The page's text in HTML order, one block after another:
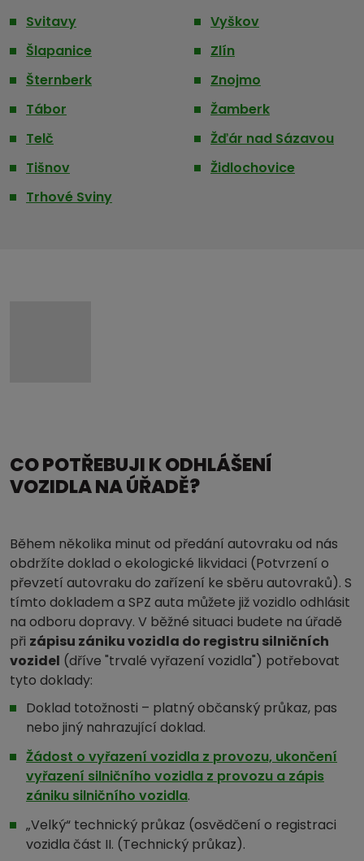
Svitavy
Šlapanice
Šternberk
Tábor
Telč
Tišnov
Trhové Sviny
Vyškov
Zlín
Znojmo
Žamberk
Žďár nad Sázavou
Židlochovice
CO POTŘEBUJI K ODHLÁŠENÍ
VOZIDLA NA ÚŘADĚ?
Během několika minut od předání autovraku od nás
obdržíte doklad o ekologické likvidaci (Potvrzení o
převzetí autovraku do zařízení ke sběru autovraků). S
tímto dokladem a SPZ auta můžete již vozidlo odhlásit
na odboru dopravy. V běžné situaci budete na úřadě
při zápisu zániku vozidla do registru silničních
vozidel (dříve "trvalé vyřazení vozidla") potřebovat
tyto doklady:
Doklad totožnosti – platný občanský průkaz, pas
nebo jiný nahrazující doklad.
Žádost o vyřazení vozidla z provozu, ukončení
vyřazení silničního vozidla z provozu a zápis
zániku silničního vozidla.
„Velký“ technický průkaz (osvědčení o registraci
vozidla část II. (Technický průkaz).